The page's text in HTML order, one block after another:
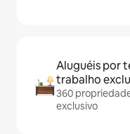
Aluguéis por
trabalho
360
exclusivo